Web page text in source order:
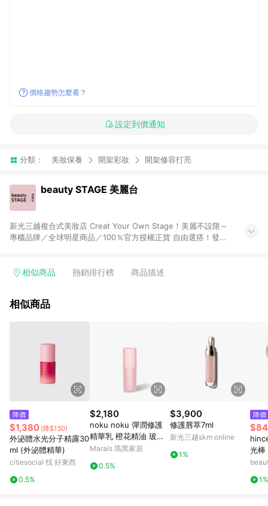
價格趨勢怎麼看？
設定到價通知
分類： 美妝保養 開架彩妝 開架修容打亮
beauty STAGE 美麗台
新光三越複合式美妝店 Creat Your Own Stage！美麗不設限～
專櫃品牌／全球明星商品／100％官方授權正貨 自由選搭！發覺
相似商品 熱銷排行榜 商品描述
相似商品
降價
$1,380 (降$150)
外泌體水光分子精露30
ml (外泌體精華)
citiesocial 找 好東西
0.5%
$2,180
noku noku 彈潤修護
精華乳 橙花精油 玻尿
酸 復活草 30ml
Marais 瑪黑家居
0.5%
$3,900
修護唇萃7ml
新光三越skm online
1%
降價
光棒
1%